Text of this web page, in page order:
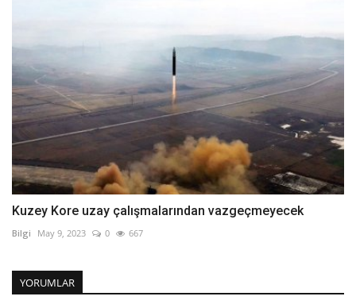
Kuzey Kore uzay çalışmalarından vazgeçmeyecek
Bilgi May 9, 2023 0 667
YORUMLAR